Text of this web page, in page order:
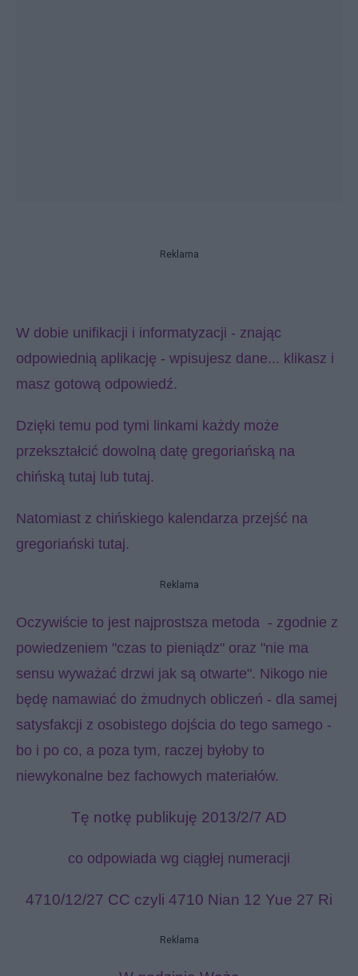
Reklama
W dobie unifikacji i informatyzacji - znając
odpowiednią aplikację - wpisujesz dane... klikasz i
masz gotową odpowiedź.
Dzięki temu pod tymi linkami każdy może
przekształcić dowolną datę gregoriańską na
chińską tutaj lub tutaj.
Natomiast z chińskiego kalendarza przejść na
gregoriański tutaj.
Reklama
Oczywiście to jest najprostsza metoda - zgodnie z
powiedzeniem "czas to pieniądz" oraz "nie ma
sensu wyważać drzwi jak są otwarte". Nikogo nie
będę namawiać do żmudnych obliczeń - dla samej
satysfakcji z osobistego dojścia do tego samego -
bo i po co, a poza tym, raczej byłoby to
niewykonalne bez fachowych materiałów.
Tę notkę publikuję 2013/2/7 AD
co odpowiada wg ciągłej numeracji
4710/12/27 CC czyli 4710 Nian 12 Yue 27 Ri
Reklama